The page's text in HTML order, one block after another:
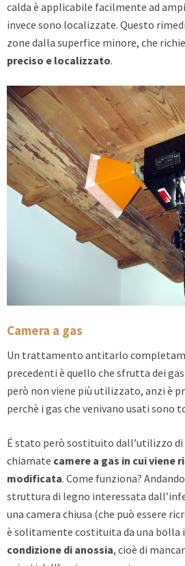
calda è applicabile facilmente ad
invece sono localizzate. Questo
zone dalla superfice minore, che
preciso e localizzato.
Camera a gas
Un trattamento antitarlo
precedenti è quello che sfrutta dei
però non viene più utilizzato, anzi è
perchè i gas che venivano usati sono
É stato però sostituito dall’utilizzo di
chiamate camere a gas in cui viene
modificata. Come funziona?
struttura di legno interessata
una camera chiusa (che può essere
è solitamente costituita da una bolla
condizione di anossia, cioè di